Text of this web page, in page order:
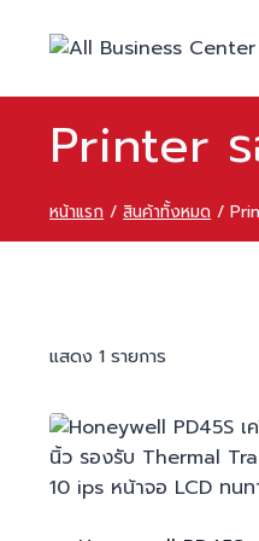
Printer
หน้าแรก / สินค้าทั้งหมด /
แสดง 1 รายการ